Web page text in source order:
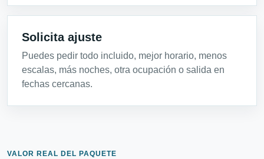
Solicita ajuste
Puedes pedir todo incluido, mejor horario, menos
escalas, más noches, otra ocupación o salida en
fechas cercanas.
VALOR REAL DEL PAQUETE